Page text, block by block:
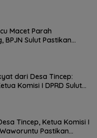
Macet Parah
BPJN Sulut Pastikan
dari Desa Tincep:
Komisi I DPRD Sulut
Tincep, Ketua Komisi I
Pastikan